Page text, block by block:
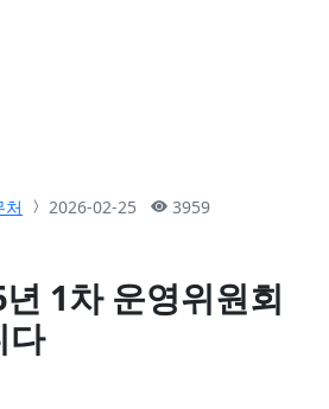
처 2026-02-25 3959
1차 운영위원회
다